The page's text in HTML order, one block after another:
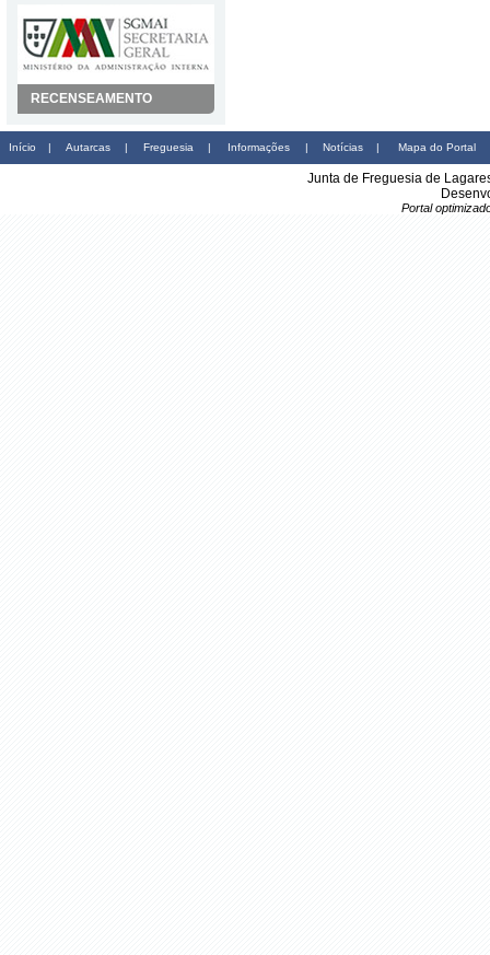
RECENSEAMENTO
Início | Autarcas | Freguesia | Informações | Notícias | Mapa do Portal
Junta de Freguesia de
Portal